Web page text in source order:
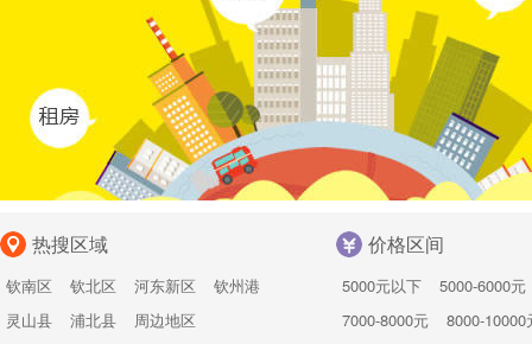
热搜区域
钦南区 钦北区 河东新区
钦州港
灵山县
浦北县 周边地区
价格区间
5000元以下
5000-6000元
7000-8000元
8000-10000